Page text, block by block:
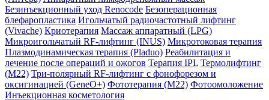
Безинъекционный уход Renocode Безоперационная
блефаропластика Игольчатый радиочастотный лифтинг
(Vivache) Криотерапия Массаж аппаратный (LPG)
Микроигольчатый RF-лифтинг (INUS) Микротоковая терапия
Плазмодинамическая терапия (Pladuo) Реабилитация и
лечение после операций и ожогов Терапия IPL Термолифтинг
(M22) Три-полярный RF-лифтинг c фонофорезом и
оксигинацией (GeneO+) Фототерапия (М22) Фотоомоложение
Инъекционная косметология